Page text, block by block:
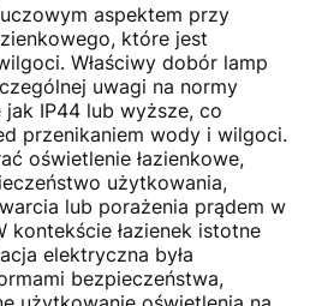
aspektem przy
które jest
Właściwy dobór lamp
uwagi na normy
IP44 lub wyższe, co
przenikaniem wody i wilgoci.
oświetlenie łazienkowe,
użytkowania,
lub porażenia prądem w
kontekście łazienek istotne
elektryczna była
bezpieczeństwa,